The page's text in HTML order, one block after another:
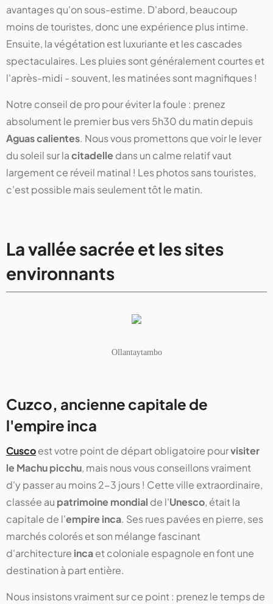
avantages qu'on sous-estime. D'abord, beaucoup
moins de touristes, donc une expérience plus intime.
Ensuite, la végétation est luxuriante et les cascades
spectaculaires. Les pluies sont généralement courtes et
l'après-midi - souvent, les matinées sont magnifiques !
Notre conseil de pro pour éviter la foule : prenez
absolument le premier bus vers 5h30 du matin depuis
Aguas calientes. Nous vous promettons que voir le lever
du soleil sur lacitadelledans un calme relatif vaut
largement ce réveil matinal ! Les photos sans touristes,
c'est possible mais seulement tôt le matin.
La vallée sacrée et les sites
environnants
Ollantaytambo
Cuzco, ancienne capitale de
l'empire inca
Cuscoest votre point de départ obligatoire pourvisiter
le Machu picchu, mais nous vous conseillons vraiment
d'y passer au moins 2-3 jours ! Cette ville extraordinaire,
classée au patrimoine mondial de l'Unesco, était la
capitale de l'empire inca. Ses rues pavées en pierre, ses
marchés colorés et son mélange fascinant
d'architecture incaet coloniale espagnole en font une
destination à part entière.
Nous insistons vraiment sur ce point : prenez le temps de